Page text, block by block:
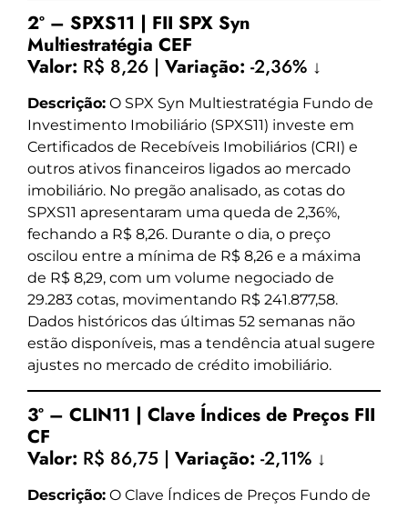
2º – SPXS11 | FII SPX Syn
Multiestratégia CEF
Valor: R$ 8,26 | Variação: -2,36% ↓
Descrição: O SPX Syn Multiestratégia Fundo de
Investimento Imobiliário (SPXS11) investe em
Certificados de Recebíveis Imobiliários (CRI) e
outros ativos financeiros ligados ao mercado
imobiliário. No pregão analisado, as cotas do
SPXS11 apresentaram uma queda de 2,36%,
fechando a R$ 8,26. Durante o dia, o preço
oscilou entre a mínima de R$ 8,26 e a máxima
de R$ 8,29, com um volume negociado de
29.283 cotas, movimentando R$ 241.877,58.
Dados históricos das últimas 52 semanas não
estão disponíveis, mas a tendência atual sugere
ajustes no mercado de crédito imobiliário.
3º – CLIN11 | Clave Índices de Preços FII
CF
Valor: R$ 86,75 | Variação: -2,11% ↓
Descrição: O Clave Índices de Preços Fundo de